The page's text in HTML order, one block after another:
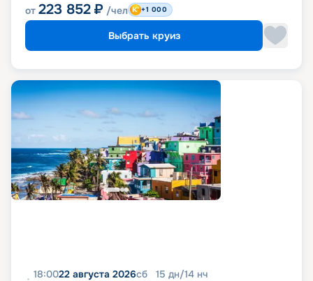
от 223 852 ₽ /чел +1 000
Выбрать круиз
18:0022 августа 2026сб 15 дн/14 нч